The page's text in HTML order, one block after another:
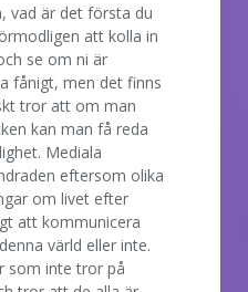
vad är det första du
att kolla in
se om ni är
fånigt, men det finns
tror att om man
kan man få reda
Mediala
eftersom olika
om livet efter
att kommunicera
värld eller inte.
som inte tror på